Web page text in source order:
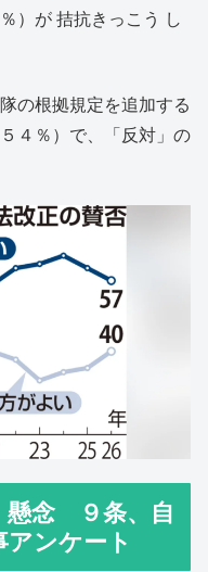
）が 拮抗きっこう し
の根拠規定を追加する
４％）で、「反対」の
懸念 ９条、自
ンケート